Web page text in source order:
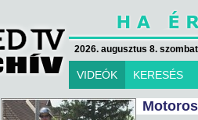
2026. augusztus 8.
VIDEÓK KERESÉS